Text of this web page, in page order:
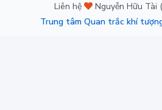
Liên hệ Nguyễn Hữu Tài (
Trung tâm Quan trắc khí